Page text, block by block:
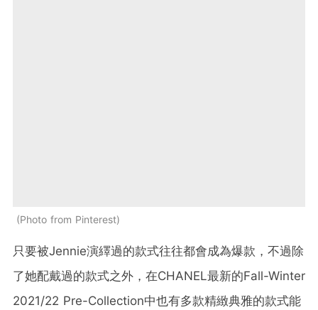
Photo from Pinterest
只要被Jennie演繹過的款式往往都會成為爆款，不過除
了她配戴過的款式之外，在CHANEL最新的Fall-Winter
2021/22 Pre-Collection中也有多款精緻典雅的款式能